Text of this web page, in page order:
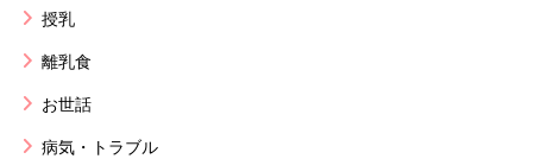
授乳
離乳食
お世話
病気・トラブル